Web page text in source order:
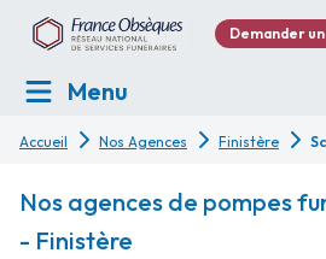
Demander
Menu
Accueil Nos Agences Finistère
Nos agences de pompes
- Finistère